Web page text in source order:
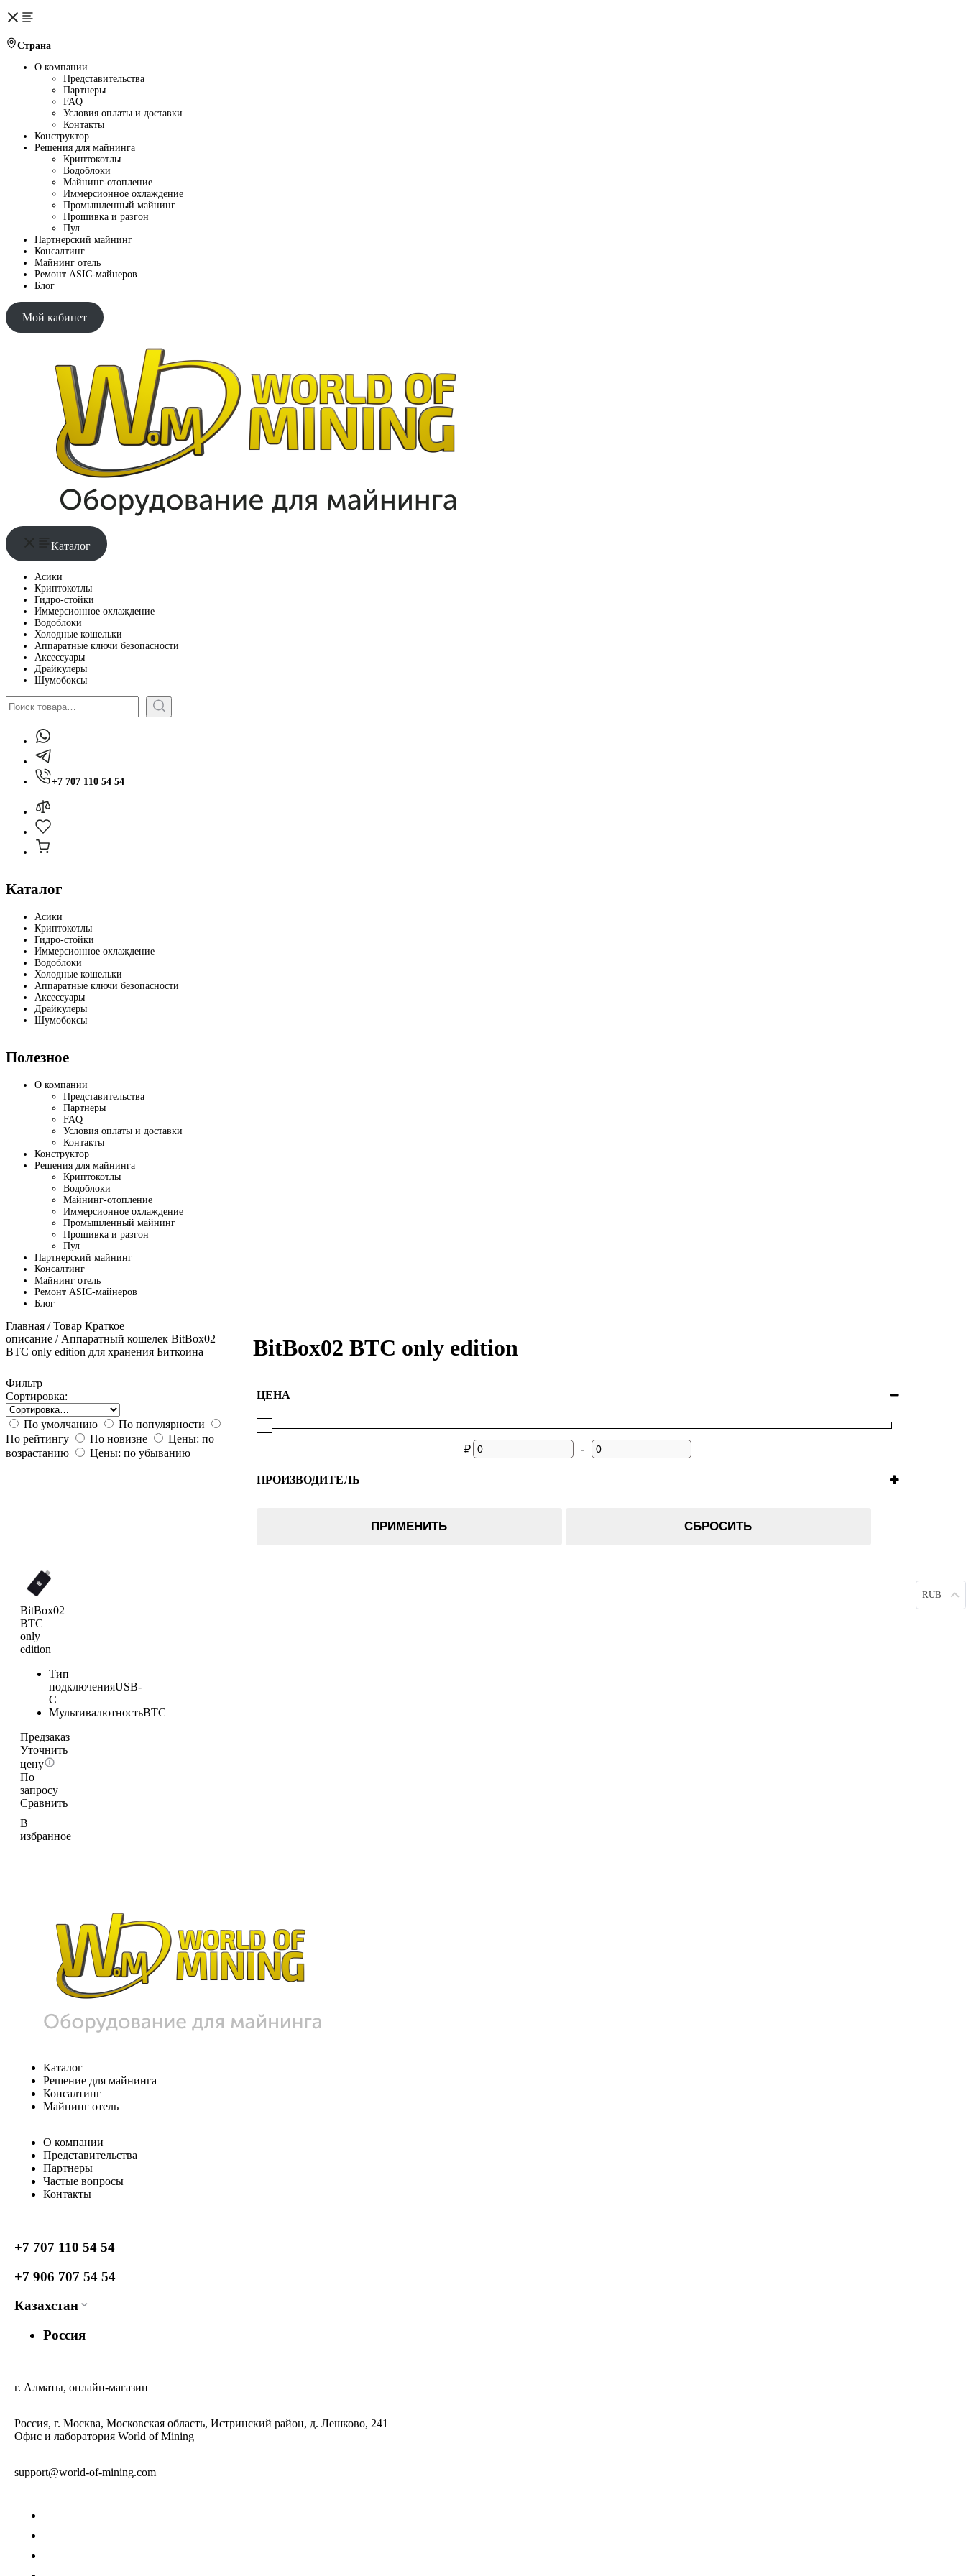
Страна
О компании
Представительства
Партнеры
FAQ
Условия оплаты и доставки
Контакты
Конструктор
Решения для майнинга
Криптокотлы
Водоблоки
Майнинг-отопление
Иммерсионное охлаждение
Промышленный майнинг
Прошивка и разгон
Пул
Партнерский майнинг
Консалтинг
Майнинг отель
Ремонт ASIC-майнеров
Блог
Мой кабинет
Каталог
Асики
Криптокотлы
Гидро-стойки
Иммерсионное охлаждение
Водоблоки
Холодные кошельки
Аппаратные ключи безопасности
Аксессуары
Драйкулеры
Шумобоксы
Поиск
+7 707 110 54 54
Каталог
Асики
Криптокотлы
Гидро-стойки
Иммерсионное охлаждение
Водоблоки
Холодные кошельки
Аппаратные ключи безопасности
Аксессуары
Драйкулеры
Шумобоксы
Полезное
О компании
Представительства
Партнеры
FAQ
Условия оплаты и доставки
Контакты
Конструктор
Решения для майнинга
Криптокотлы
Водоблоки
Майнинг-отопление
Иммерсионное охлаждение
Промышленный майнинг
Прошивка и разгон
Пул
Партнерский майнинг
Консалтинг
Майнинг отель
Ремонт ASIC-майнеров
Блог
Главная / Товар Краткое
описание / Аппаратный кошелек BitBox02
BTC only edition для хранения Биткоина
BitBox02 BTC only edition
Фильтр
Сортировка:
По умолчанию
По популярности
По рейтингу
По новизне
Цены: по
возрастанию
Цены: по убыванию
ЦЕНА
₽ -
ПРОИЗВОДИТЕЛЬ
ПРИМЕНИТЬ СБРОСИТЬ
BitBox02
BTC
only
edition
Тип
подключенияUSB-
C
МультивалютностьBTC
Предзаказ
Уточнить
цену
По
запросу
Сравнить
В
избранное
RUB
Каталог
Решение для майнинга
Консалтинг
Майнинг отель
О компании
Представительства
Партнеры
Частые вопросы
Контакты
+7 707 110 54 54
+7 906 707 54 54
Казахстан
Россия
г. Алматы, онлайн-магазин
Россия, г. Москва, Московская область, Истринский район, д. Лешково, 241
Офис и лаборатория World of Mining
support@world-of-mining.com